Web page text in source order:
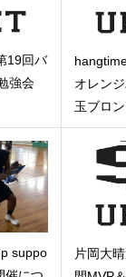
19回バ
強会
オレン
玉ブロ
suppo
片岡大